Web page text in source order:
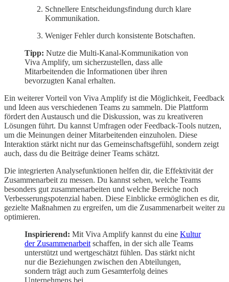
Schnellere Entscheidungsfindung durch klare
Kommunikation.
Weniger Fehler durch konsistente Botschaften.
Tipp: Nutze die Multi-Kanal-Kommunikation von
Viva Amplify, um sicherzustellen, dass alle
Mitarbeitenden die Informationen über ihren
bevorzugten Kanal erhalten.
Ein weiterer Vorteil von Viva Amplify ist die Möglichkeit, Feedback
und Ideen aus verschiedenen Teams zu sammeln. Die Plattform
fördert den Austausch und die Diskussion, was zu kreativeren
Lösungen führt. Du kannst Umfragen oder Feedback-Tools nutzen,
um die Meinungen deiner Mitarbeitenden einzuholen. Diese
Interaktion stärkt nicht nur das Gemeinschaftsgefühl, sondern zeigt
auch, dass du die Beiträge deiner Teams schätzt.
Die integrierten Analysefunktionen helfen dir, die Effektivität der
Zusammenarbeit zu messen. Du kannst sehen, welche Teams
besonders gut zusammenarbeiten und welche Bereiche noch
Verbesserungspotenzial haben. Diese Einblicke ermöglichen es dir,
gezielte Maßnahmen zu ergreifen, um die Zusammenarbeit weiter zu
optimieren.
Inspirierend: Mit Viva Amplify kannst du eine Kultur
der Zusammenarbeit schaffen, in der sich alle Teams
unterstützt und wertgeschätzt fühlen. Das stärkt nicht
nur die Beziehungen zwischen den Abteilungen,
sondern trägt auch zum Gesamterfolg deines
Unternehmens bei.